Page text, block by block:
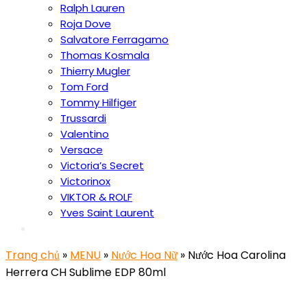
Ralph Lauren
Roja Dove
Salvatore Ferragamo
Thomas Kosmala
Thierry Mugler
Tom Ford
Tommy Hilfiger
Trussardi
Valentino
Versace
Victoria’s Secret
Victorinox
VIKTOR & ROLF
Yves Saint Laurent
Trang chủ » MENU » Nước Hoa Nữ » Nước Hoa Carolina
Herrera CH Sublime EDP 80ml